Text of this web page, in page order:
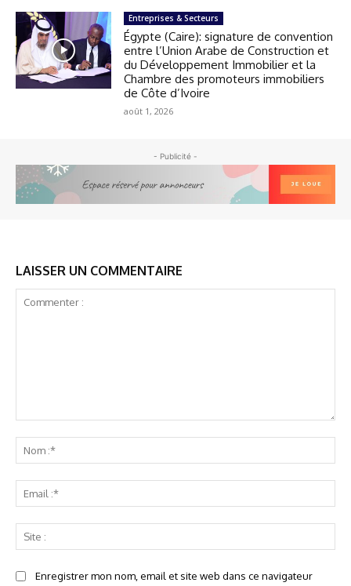
Entreprises & Secteurs
Égypte (Caire): signature de convention
entre l’Union Arabe de Construction et
du Développement Immobilier et la
Chambre des promoteurs immobiliers
de Côte d’Ivoire
août 1, 2026
- Publicité -
LAISSER UN COMMENTAIRE
:*
:*
:
Enregistrer mon nom, email et site web dans ce navigateur